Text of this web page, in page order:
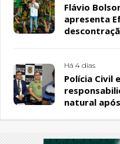
Flávio
apresenta
Há 4 dias
Polícia Civil
natural